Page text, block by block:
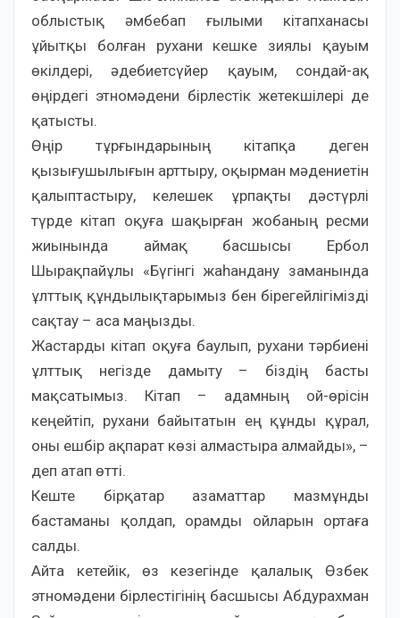
облыстық әмбебап ғылыми кітапханасы
ұйытқы болған рухани кешке зиялы қауым
өкілдері, әдебиетсүйер қауым, сондай-ақ
өңірдегі этномәдени бірлестік жетекшілері де
қатысты.
Өңір тұрғындарының кітапқа деген
қызығушылығын арттыру, оқырман мәдениетін
қалыптастыру, келешек ұрпақты дәстүрлі
түрде кітап оқуға шақырған жобаның ресми
жиынында аймақ басшысы Ербол
Шырақпайұлы «Бүгінгі жаһандану заманында
ұлттық құндылықтарымыз бен бірегейлігімізді
сақтау – аса маңызды.
Жастарды кітап оқуға баулып, рухани тәрбиені
ұлттық негізде дамыту – біздің басты
мақсатымыз. Кітап – адамның ой-өрісін
кеңейтіп, рухани байытатын ең құнды құрал,
оны ешбір ақпарат көзі алмастыра алмайды», –
деп атап өтті.
Кеште бірқатар азаматтар мазмұнды
бастаманы қолдап, орамды ойларын ортаға
салды.
Айта кетейік, өз кезегінде қалалық Өзбек
этномәдени бірлестігінің басшысы Абдурахман